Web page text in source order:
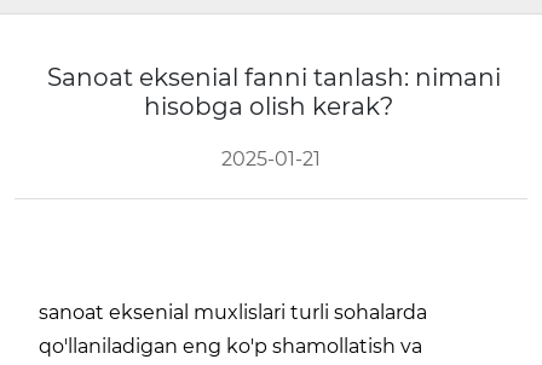
Sanoat eksenial fanni tanlash: nimani
hisobga olish kerak?
2025-01-21
sanoat eksenial muxlislari turli sohalarda
qo'llaniladigan eng ko'p shamollatish va